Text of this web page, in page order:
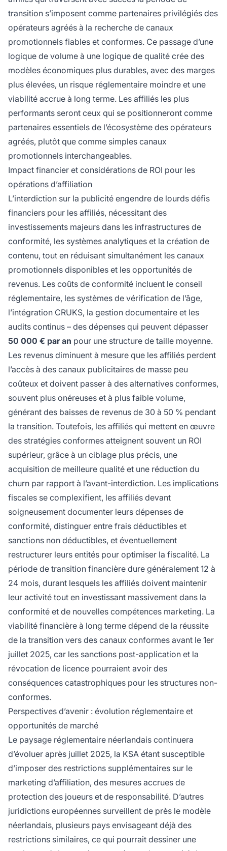
transition s’imposent comme partenaires privilégiés des
opérateurs agréés à la recherche de canaux
promotionnels fiables et conformes. Ce passage d’une
logique de volume à une logique de qualité crée des
modèles économiques plus durables, avec des marges
plus élevées, un risque réglementaire moindre et une
viabilité accrue à long terme. Les affiliés les plus
performants seront ceux qui se positionneront comme
partenaires essentiels de l’écosystème des opérateurs
agréés, plutôt que comme simples canaux
promotionnels interchangeables.
Impact financier et considérations de ROI pour les
opérations d’affiliation
L’interdiction sur la publicité engendre de lourds défis
financiers pour les affiliés, nécessitant des
investissements majeurs dans les infrastructures de
conformité, les systèmes analytiques et la création de
contenu, tout en réduisant simultanément les canaux
promotionnels disponibles et les opportunités de
revenus. Les coûts de conformité incluent le conseil
réglementaire, les systèmes de vérification de l’âge,
l’intégration CRUKS, la gestion documentaire et les
audits continus – des dépenses qui peuvent dépasser
50 000 € par an pour une structure de taille moyenne.
Les revenus diminuent à mesure que les affiliés perdent
l’accès à des canaux publicitaires de masse peu
coûteux et doivent passer à des alternatives conformes,
souvent plus onéreuses et à plus faible volume,
générant des baisses de revenus de 30 à 50 % pendant
la transition. Toutefois, les affiliés qui mettent en œuvre
des stratégies conformes atteignent souvent un ROI
supérieur, grâce à un ciblage plus précis, une
acquisition de meilleure qualité et une réduction du
churn par rapport à l’avant-interdiction. Les implications
fiscales se complexifient, les affiliés devant
soigneusement documenter leurs dépenses de
conformité, distinguer entre frais déductibles et
sanctions non déductibles, et éventuellement
restructurer leurs entités pour optimiser la fiscalité. La
période de transition financière dure généralement 12 à
24 mois, durant lesquels les affiliés doivent maintenir
leur activité tout en investissant massivement dans la
conformité et de nouvelles compétences marketing. La
viabilité financière à long terme dépend de la réussite
de la transition vers des canaux conformes avant le 1er
juillet 2025, car les sanctions post-application et la
révocation de licence pourraient avoir des
conséquences catastrophiques pour les structures non-
conformes.
Perspectives d’avenir : évolution réglementaire et
opportunités de marché
Le paysage réglementaire néerlandais continuera
d’évoluer après juillet 2025, la KSA étant susceptible
d’imposer des restrictions supplémentaires sur le
marketing d’affiliation, des mesures accrues de
protection des joueurs et de responsabilité. D’autres
juridictions européennes surveillent de près le modèle
néerlandais, plusieurs pays envisageant déjà des
restrictions similaires, ce qui pourrait dessiner une